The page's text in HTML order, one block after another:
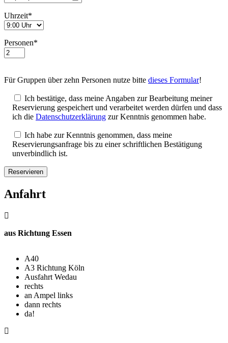
Uhrzeit*
Personen*
Für Gruppen über zehn Personen nutze bitte dieses Formular!
Ich bestätige, dass meine Angaben zur Bearbeitung meiner
Reservierung gespeichert und verarbeitet werden dürfen und dass
ich die Datenschutzerklärung zur Kenntnis genommen habe.
Ich habe zur Kenntnis genommen, dass meine
Reservierungsanfrage bis zu einer schriftlichen Bestätigung
unverbindlich ist.
Anfahrt
aus Richtung Essen
A40
A3 Richtung Köln
Ausfahrt Wedau
rechts
an Ampel links
dann rechts
da!